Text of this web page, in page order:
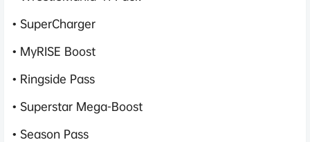
• SuperCharger
• MyRISE Boost
• Ringside Pass
• Superstar Mega-Boost
• Season Pass